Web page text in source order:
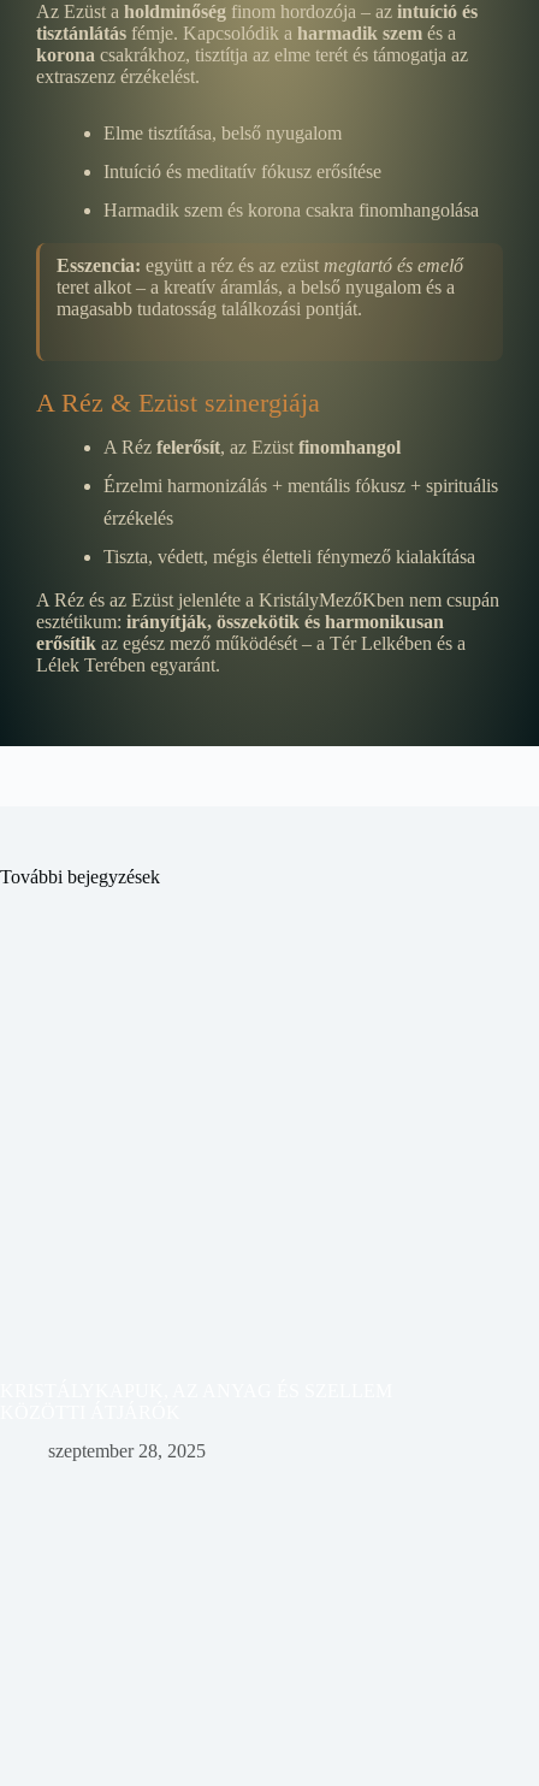
Az Ezüst a holdminőség finom hordozója – az intuíció és
tisztánlátás fémje. Kapcsolódik a harmadik szem és a
korona csakrákhoz, tisztítja az elme terét és támogatja az
extraszenz érzékelést.
Elme tisztítása, belső nyugalom
Intuíció és meditatív fókusz erősítése
Harmadik szem és korona csakra finomhangolása
Esszencia: együtt a réz és az ezüst megtartó és emelő
teret alkot – a kreatív áramlás, a belső nyugalom és a
magasabb tudatosság találkozási pontját.
A Réz & Ezüst szinergiája
A Réz felerősít, az Ezüst finomhangol
Érzelmi harmonizálás + mentális fókusz + spirituális
érzékelés
Tiszta, védett, mégis életteli fénymező kialakítása
A Réz és az Ezüst jelenléte a KristályMezőKben nem csupán
esztétikum: irányítják, összekötik és harmonikusan
erősítik az egész mező működését – a Tér Lelkében és a
Lélek Terében egyaránt.
További bejegyzések
szeptember 28, 2025